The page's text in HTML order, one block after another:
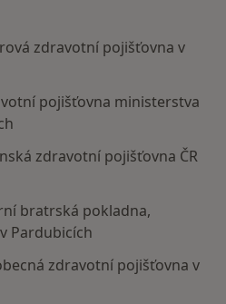
zdravotní pojišťovna v
pojišťovna ministerstva
zdravotní pojišťovna ČR
bratrská pokladna,
Pardubicích
zdravotní pojišťovna v